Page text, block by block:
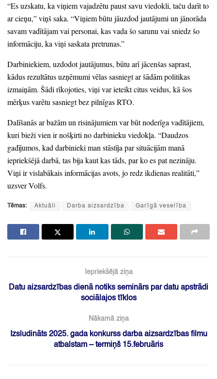
“Es uzskatu, ka viņiem vajadzētu paust savu viedokli, taču darīt to
ar cieņu,”viņš saka. “Viņiem būtu jāuzdod jautājumi un jānorāda
savam vadītājam vai personai, kas vada šo sarunu vai sniedz šo
informāciju, ka viņi saskata pretrunas.”
Darbiniekiem, uzdodot jautājumus, būtu arī jācenšas saprast,
kādus rezultātus uzņēmumi vēlas sasniegt ar šādām politikas
izmaiņām. Šādi rīkojoties, viņi var ieteikt citus veidus, kā šos
mērķus varētu sasniegt bez pilnīgas RTO.
Dalīšanās ar bažām un risinājumiem var būt noderīga vadītājiem,
kuri bieži vien ir nošķirti no darbinieku viedokļa. “Daudzos
gadījumos, kad darbinieki man stāstīja par situācijām manā
iepriekšējā darbā, tas bija kaut kas tāds, par ko es pat nezināju.
Viņi ir vislabākais informācijas avots, jo redz ikdienas realitāti,”
uzsver Volfs.
Tēmas: Aktuāli Darba aizsardzība Garīgā veselība
Iepriekšējā ziņa
Datu aizsardzības dienā notiks seminārs par datu apstrādi
sociālajos tīklos
Nākamā ziņa
Izsludināts 2025. gada konkurss darba aizsardzības filmu
atbalstam – termiņš 15.februāris